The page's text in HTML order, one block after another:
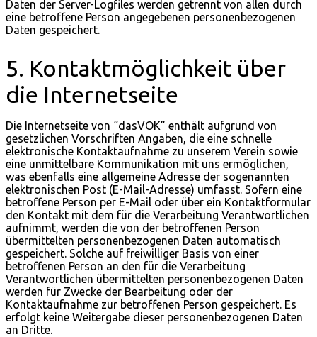
Daten der Server-Logfiles werden getrennt von allen durch
eine betroffene Person angegebenen personenbezogenen
Daten gespeichert.
5. Kontaktmöglichkeit über
die Internetseite
Die Internetseite von “dasVOK” enthält aufgrund von
gesetzlichen Vorschriften Angaben, die eine schnelle
elektronische Kontaktaufnahme zu unserem Verein sowie
eine unmittelbare Kommunikation mit uns ermöglichen,
was ebenfalls eine allgemeine Adresse der sogenannten
elektronischen Post (E-Mail-Adresse) umfasst. Sofern eine
betroffene Person per E-Mail oder über ein Kontaktformular
den Kontakt mit dem für die Verarbeitung Verantwortlichen
aufnimmt, werden die von der betroffenen Person
übermittelten personenbezogenen Daten automatisch
gespeichert. Solche auf freiwilliger Basis von einer
betroffenen Person an den für die Verarbeitung
Verantwortlichen übermittelten personenbezogenen Daten
werden für Zwecke der Bearbeitung oder der
Kontaktaufnahme zur betroffenen Person gespeichert. Es
erfolgt keine Weitergabe dieser personenbezogenen Daten
an Dritte.